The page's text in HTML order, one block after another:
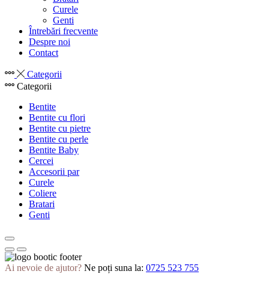
Curele
Genti
Întrebări frecvente
Despre noi
Contact
Categorii
Categorii
Bentite
Bentite cu flori
Bentite cu pietre
Bentite cu perle
Bentite Baby
Cercei
Accesorii par
Curele
Coliere
Bratari
Genti
Ai nevoie de ajutor? Ne poți suna la: 0725 523 755